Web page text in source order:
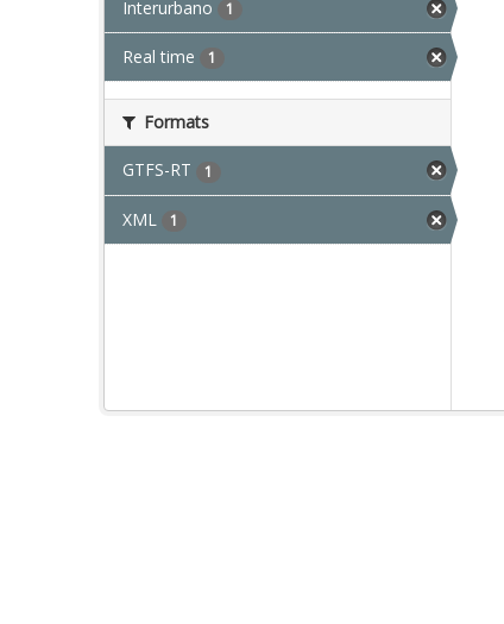
Interurbano 1
Real time 1
Formats
GTFS-RT 1
XML 1